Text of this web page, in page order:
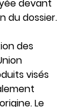
devant
du dossier.
des
visés
Le